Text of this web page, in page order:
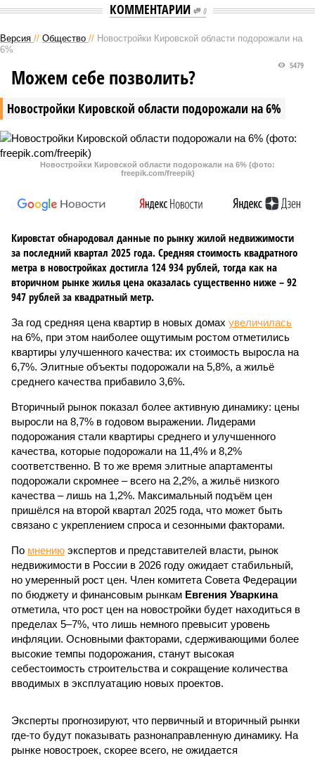
КОММЕНТАРИИ 0
Версия // Общество // Новостройки Кировской области подорожали на
6%
Новостройки Кировской области подорожали на 6%
5479
Можем себе позволить?
Новостройки Кировской области подорожали на 6% (фото:
freepik.com/freepik)
Кировстат обнародовал данные по рынку жилой недвижимости
за последний квартал 2025 года. Средняя стоимость квадратного
метра в новостройках достигла 124 934 рублей, тогда как на
вторичном рынке жилья цена оказалась существенно ниже – 92
947 рублей за квадратный метр.
За год средняя цена квартир в новых домах увеличилась
на 6%, при этом наиболее ощутимым ростом отметились
квартиры улучшенного качества: их стоимость выросла на
6,7%. Элитные объекты подорожали на 5,8%, а жильё
среднего качества прибавило 3,6%.
Вторичный рынок показал более активную динамику: цены
выросли на 8,7% в годовом выражении. Лидерами
подорожания стали квартиры среднего и улучшенного
качества, которые подорожали на 11,4% и 8,2%
соответственно. В то же время элитные апартаменты
подорожали скромнее – всего на 2,2%, а жильё низкого
качества – лишь на 1,2%. Максимальный подъём цен
пришёлся на второй квартал 2025 года, что может быть
связано с укреплением спроса и сезонными факторами.
По мнению экспертов и представителей власти, рынок
недвижимости в России в 2026 году ожидает стабильный,
но умеренный рост цен. Член комитета Совета Федерации
по бюджету и финансовым рынкам Евгения Уваркина
отметила, что рост цен на новостройки будет находиться в
пределах 5–7%, что лишь немного превысит уровень
инфляции. Основными факторами, сдерживающими более
высокие темпы подорожания, станут высокая
себестоимость строительства и сокращение количества
вводимых в эксплуатацию новых проектов.
Эксперты прогнозируют, что первичный и вторичный рынки
где-то будут показывать разнонаправленную динамику. На
рынке новостроек, скорее всего, не ожидается